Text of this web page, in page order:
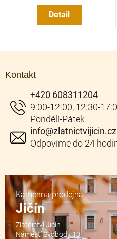
Detail
Kontakt
info@zlatnictvijicin.cz
+420 608311204
Kamenná prodejna
Jičín
Zlatnictví Jičín
Náměstí Svobody 10